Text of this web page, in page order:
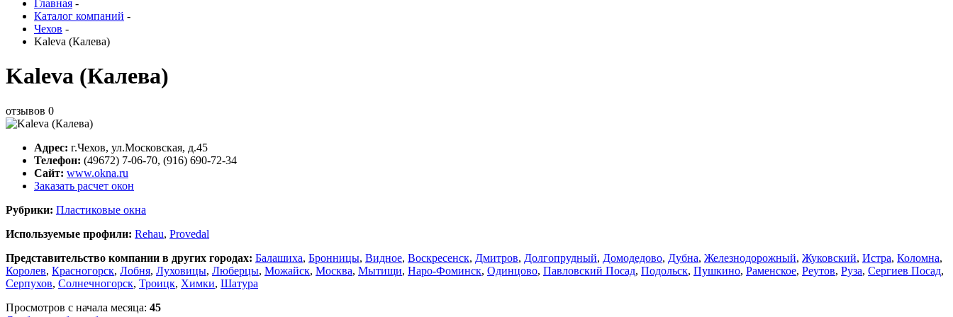
Главная -
Каталог компаний -
Чехов -
Kaleva (Калева)
Kaleva (Калева)
отзывов 0
Адрес: г.Чехов, ул.Московская, д.45
Телефон: (49672) 7-06-70, (916) 690-72-34
Сайт: www.okna.ru
Заказать расчет окон
Рубрики: Пластиковые окна
Используемые профили: Rehau, Provedal
Представительство компании в других городах: Балашиха, Бронницы, Видное, Воскресенск, Дмитров, Долгопрудный, Домодедово, Дубна, Железнодорожный, Жуковский, Истра, Коломна,
Королев, Красногорск, Лобня, Луховицы, Люберцы, Можайск, Москва, Мытищи, Наро-Фоминск, Одинцово, Павловский Посад, Подольск, Пушкино, Раменское, Реутов, Руза, Сергиев Посад,
Серпухов, Солнечногорск, Троицк, Химки, Шатура
Просмотров с начала месяца: 45